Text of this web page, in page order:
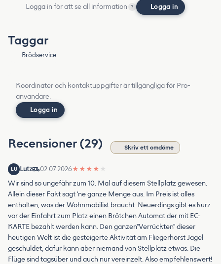
Logga in för att se all information ? Logga in
Taggar
Brödservice
Koordinater och kontaktuppgifter är tillgängliga för Pro-
användare.
Logga in
Recensioner (29) Skriv ett omdöme
LU Lutz 02.07.2026★ ★ ★ ★ ★
Wir sind so ungefähr zum 10. Mal auf diesem Stellplatz gewesen.
Allein dieser Fakt sagt 'ne ganze Menge aus. Im Preis ist alles
enthalten, was der Wohnmobilist braucht. Neuerdings gibt es kurz
vor der Einfahrt zum Platz einen Brötchen Automat der mit EC-
KARTE bezahlt werden kann. Den ganzen"Verrückten" dieser
heutigen Welt ist die gesteigerte Aktivität am Fliegerhorst Jagel
geschuldet, dafür kann aber niemand von Stellplatz etwas. Die
Flüge sind tagsüber und auch nur vereinzelt. Also empfehlenswert!